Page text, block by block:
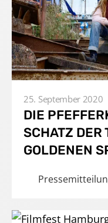
25. September 2020
DIE
SCHATZ
GOLDENEN